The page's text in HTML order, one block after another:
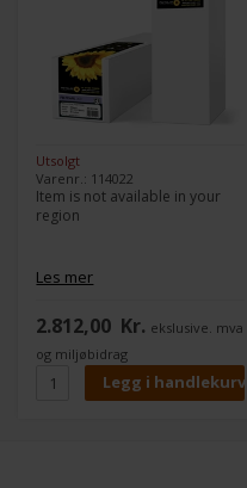
Utsolgt
Varenr.: 114022
Item is not available in your
region
Les mer
2.812,00 Kr. ekslusive. mva
og miljøbidrag